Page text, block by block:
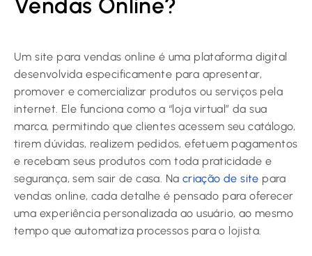
Vendas Online?
Um site para vendas online é uma plataforma digital
desenvolvida especificamente para apresentar,
promover e comercializar produtos ou serviços pela
internet. Ele funciona como a “loja virtual” da sua
marca, permitindo que clientes acessem seu catálogo,
tirem dúvidas, realizem pedidos, efetuem pagamentos
e recebam seus produtos com toda praticidade e
segurança, sem sair de casa. Na criação de site para
vendas online, cada detalhe é pensado para oferecer
uma experiência personalizada ao usuário, ao mesmo
tempo que automatiza processos para o lojista.